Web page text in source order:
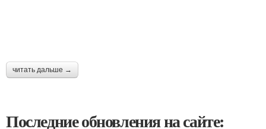
читать дальше →
Последние обновления на сайте: